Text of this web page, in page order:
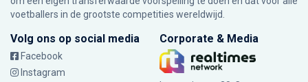
voetballers in de grootste competities wereldwijd.
Volg ons op social media
Facebook
Instagram
Corporate & Media